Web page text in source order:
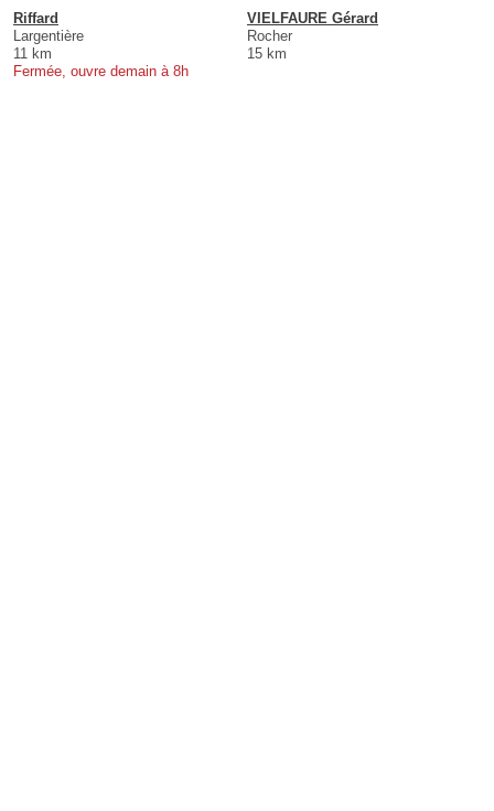
Riffard
Largentière
11 km
Fermée, ouvre demain à 8h
VIELFAURE Gérard
Rocher
15 km